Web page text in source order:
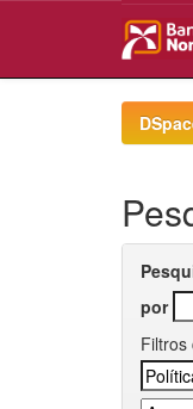
por
Filtros